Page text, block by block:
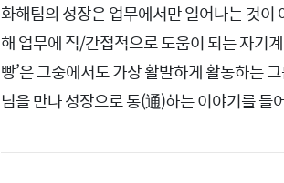
화해팀의 성장은 업무에서만 일어나는 것이
해 업무에 직/간접적으로 도움이 되는 자기
빵’은 그중에서도 가장 활발하게 활동하는
님을 만나 성장으로 통(通)하는 이야기를 들